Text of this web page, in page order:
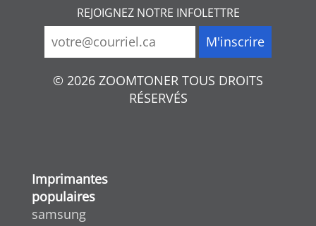
REJOIGNEZ NOTRE INFOLETTRE
© 2026 ZOOMTONER TOUS DROITS
RÉSERVÉS
Imprimantes
populaires
samsung